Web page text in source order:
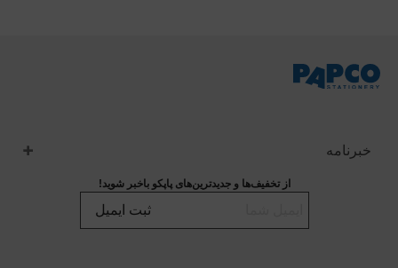
خبرنامه
از تخفیف‌ها و جدیدترین‌های پاپکو باخبر شوید!
ثبت ایمیل